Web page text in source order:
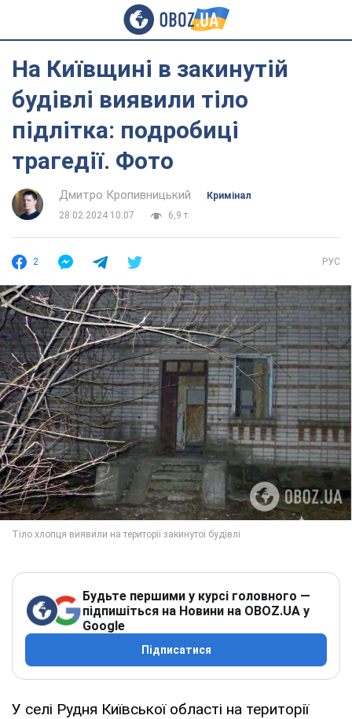
На Київщині в закинутій
будівлі виявили тіло
підлітка: подробиці
трагедії. Фото
Дмитро Кропивницький
Кримінал
28.02.2024 10:07
6,9 т.
2 РУС
Будьте першими у курсі головного —
підпишіться на Новини на OBOZ.UA у
Google
Підписатися
У селі Рудня Київської області на території